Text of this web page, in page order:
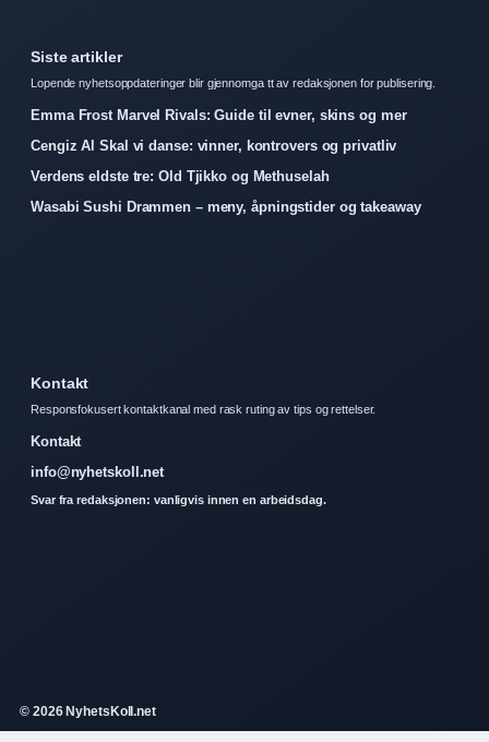
Siste artikler
Lopende nyhetsoppdateringer blir gjennomga tt av redaksjonen for publisering.
Emma Frost Marvel Rivals: Guide til evner, skins og mer
Cengiz Al Skal vi danse: vinner, kontrovers og privatliv
Verdens eldste tre: Old Tjikko og Methuselah
Wasabi Sushi Drammen – meny, åpningstider og takeaway
Kontakt
Responsfokusert kontaktkanal med rask ruting av tips og rettelser.
Kontakt
info@nyhetskoll.net
Svar fra redaksjonen: vanligvis innen en arbeidsdag.
© 2026 NyhetsKoll.net